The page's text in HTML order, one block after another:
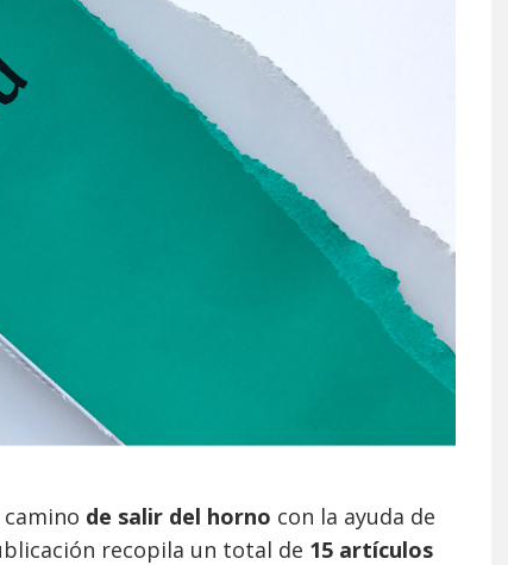
de salir del horno con la ayuda de
recopila un total de 15 artículos